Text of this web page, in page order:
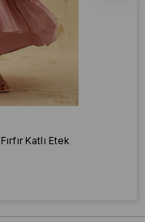
Katlı Etek